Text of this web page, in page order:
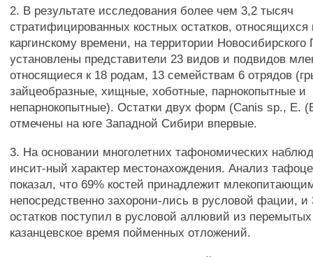
2. В результате исследования более чем 3,2 тысяч
стратифицированных костных остатков, относящихся
каргинскому времени, на территории Новосибирского
установлены представители 23 видов и подвидов
относящиеся к 18 родам, 13 семействам 6 отрядов
зайцеобразные, хищные, хоботные, парнокопытные и
непарнокопытные). Остатки двух форм (Canis sp., Е.
отмечены на юге Западной Сибири впервые.
3. На основании многолетних тафономических
инсит-ный характер местонахождения. Анализ
показал, что 69% костей принадлежит
непосредственно захорони-лись в русловой фации, и
остатков поступил в русловой аллювий из
казанцевское время пойменных отложений.